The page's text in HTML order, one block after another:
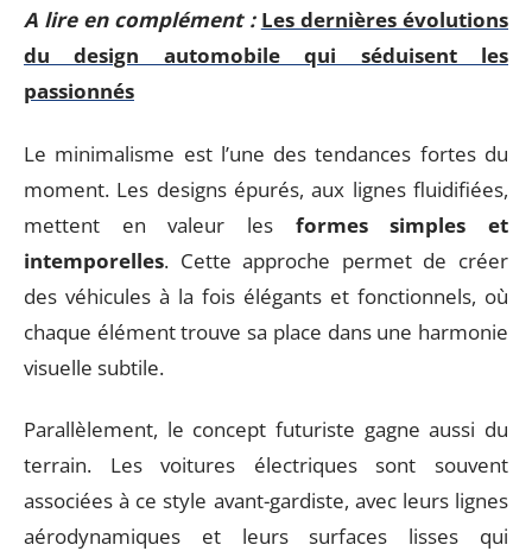
A lire en complément : Les dernières évolutions
du design automobile qui séduisent les
passionnés
Le minimalisme est l’une des tendances fortes du
moment. Les designs épurés, aux lignes fluidifiées,
mettent en valeur les formes simples et
intemporelles. Cette approche permet de créer
des véhicules à la fois élégants et fonctionnels, où
chaque élément trouve sa place dans une harmonie
visuelle subtile.
Parallèlement, le concept futuriste gagne aussi du
terrain. Les voitures électriques sont souvent
associées à ce style avant-gardiste, avec leurs lignes
aérodynamiques et leurs surfaces lisses qui